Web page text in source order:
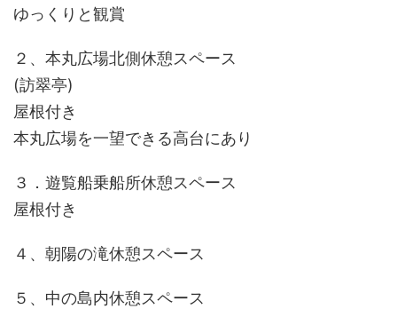
ゆっくりと観賞
２、本丸広場北側休憩スペース
(訪翠亭)
屋根付き
本丸広場を一望できる高台にあり
３．遊覧船乗船所休憩スペース
屋根付き
４、朝陽の滝休憩スペース
５、中の島内休憩スペース